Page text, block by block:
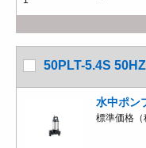
50PLT-5.4S 50HZ
水中ポ
標準価格（